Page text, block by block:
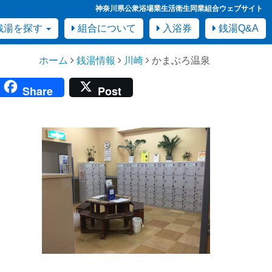
神奈川県公衆浴場業生活衛生同業組合ウェブサイト
を探す 組合について 入浴券 銭湯Q&A
ホーム 銭湯情報 川崎 かまぶろ温泉
Share Post